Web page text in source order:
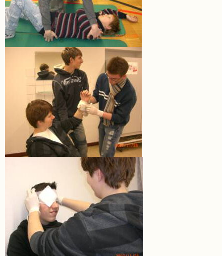
Methodentraining
Bewegte
Pause
Schulsanitätsdienst
Unterricht
Vertretungsplan
Realschulbildungsgang
Stufe
5
und